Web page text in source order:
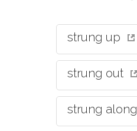
strung up
strung out
strung along